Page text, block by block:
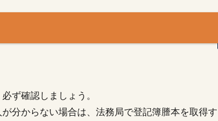
ず確認しましょう。
分からない場合は、法務局で登記簿謄本を取得す